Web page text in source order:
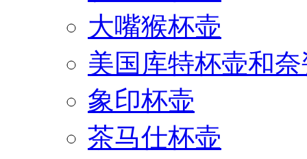
大嘴猴杯壶
美国库特杯壶和
象印杯壶
茶马仕杯壶